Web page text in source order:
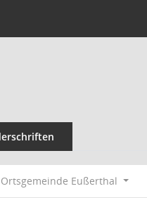
Ortsgemeinde Eußerthal